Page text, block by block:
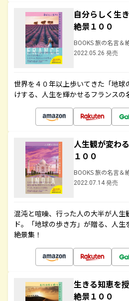
自分らしく生
絶景１００
BOOKS 旅の名言＆
2022.05.26 発売
世界を４０年以上歩いてきた「地球
けする、人生を輝かせるフランスの
人生観が変わ
１００
BOOKS 旅の名言＆
2022.07.14 発売
混沌と喧噪、行った人の大半が人生
ド。「地球の歩き方」が贈る、人
絶景集！
生きる知恵を
絶景１００